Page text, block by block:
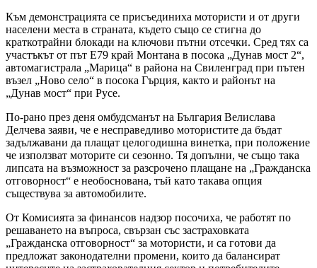
Към демонстрацията се присъединиха мотористи и от други
населени места в страната, където също се стигна до
краткотрайни блокади на ключови пътни отсечки. Сред тях са
участъкът от път Е79 край Монтана в посока „Дунав мост 2“,
автомагистрала „Марица“ в района на Свиленград при пътен
възел „Ново село“ в посока Гърция, както и районът на
„Дунав мост“ при Русе.
По-рано през деня омбудсманът на България Велислава
Делчева заяви, че е несправедливо мотористите да бъдат
задължавани да плащат целогодишна винетка, при положение
че използват моторите си сезонно. Тя допълни, че също така
липсата на възможност за разсрочено плащане на „Гражданска
отговорност“ е необоснована, тъй като такава опция
съществува за автомобилите.
От Комисията за финансов надзор посочиха, че работят по
решаването на въпроса, свързан със застраховката
„Гражданска отговорност“ за мотористи, и са готови да
предложат законодателни промени, които да балансират